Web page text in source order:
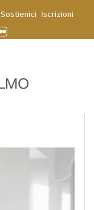
Sostienici Iscrizioni